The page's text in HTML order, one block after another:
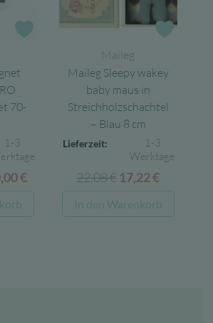
70-
1-3
€Aktueller
Preis
ist:
Maileg
Maileg Sleepy wakey
baby maus in
Streichholzschachtel
– Blau 8 cm
Lieferzeit:
1-3
Werktage
22,08€ Ursprünglicher
Preis
war:
17,22€
Preis
ist:
In den Warenkorb